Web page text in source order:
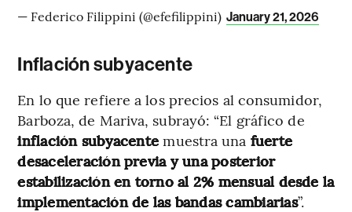
— Federico Filippini (@efefilippini) January 21, 2026
Inflación subyacente
En lo que refiere a los precios al consumidor,
Barboza, de Mariva, subrayó: “El gráfico de
inflación subyacentemuestra una fuerte
desaceleración previa y una posterior
estabilización en torno al 2% mensual desde la
implementación de las bandas cambiarias”.